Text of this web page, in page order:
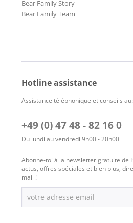
Bear Family Story
Bear Family Team
Hotline assistance
Assistance téléphonique et conseils au:
+49 (0) 47 48 - 82 16 0
Du lundi au vendredi 9h00 - 20h00
Abonne-toi à la newsletter gratuite de
actus, offres spéciales et bien plus,
mail !